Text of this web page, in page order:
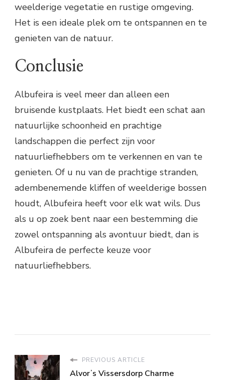
weelderige vegetatie en rustige omgeving.
Het is een ideale plek om te ontspannen en te
genieten van de natuur.
Conclusie
Albufeira is veel meer dan alleen een
bruisende kustplaats. Het biedt een schat aan
natuurlijke schoonheid en prachtige
landschappen die perfect zijn voor
natuurliefhebbers om te verkennen en van te
genieten. Of u nu van de prachtige stranden,
adembenemende kliffen of weelderige bossen
houdt, Albufeira heeft voor elk wat wils. Dus
als u op zoek bent naar een bestemming die
zowel ontspanning als avontuur biedt, dan is
Albufeira de perfecte keuze voor
natuurliefhebbers.
PREVIOUS ARTICLE
Alvorʼs Vissersdorp Charme